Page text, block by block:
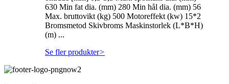
630 Min fat dia. (mm) 280 Min hål dia. (mm) 56
Max. bruttovikt (kg) 500 Motoreffekt (kw) 15*2
Bromsmetod Skivbroms Maskinstorlek (L*B*H)
(m) ...
Se fler produkter>